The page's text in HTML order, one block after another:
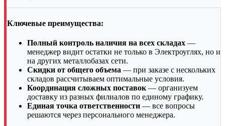
Ключевые преимущества:
Полный контроль наличия на всех складах —
менеджер видит остатки не только в Электроуглях, но и
на других металлобазах сети.
Скидки от общего объема — при заказе с нескольких
складов рассчитываем оптимальные условия.
Координация сложных поставок — организуем
доставку из разных филиалов по единому графику.
Единая точка ответственности — все вопросы
решаются через персонального менеджера.